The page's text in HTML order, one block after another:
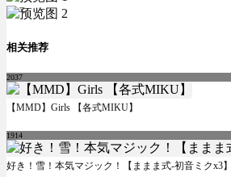
相关推荐
2037
【MMD】Girls 【各式MIKU】
1914
好き！雪！本気マジック！【ままま式-初音ミクx3